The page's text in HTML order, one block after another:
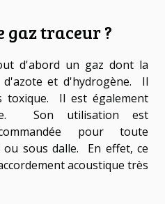
gaz traceur ?
d'abord un gaz dont la
et d'hydrogène. Il
toxique. Il est également
Son utilisation est
pour toute
sous dalle. En effet, ce
acoustique très